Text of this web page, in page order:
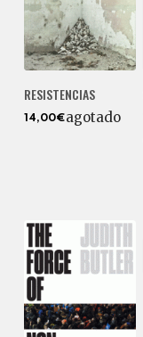
RESISTENCIAS
14,00€agotado